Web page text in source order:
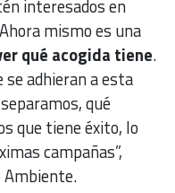
interesados en
mismo es una
qué acogida tiene.
se adhieran a esta
qué
que tiene éxito, lo
campañas”,
Ambiente.